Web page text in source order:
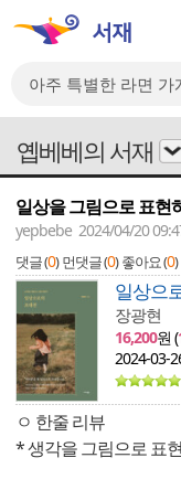
옙베베의 서재
일상을 그림으로 표현
yepbebe 2024/04/20
댓글 (0) 먼댓글 (0) 좋아요 (0)
일상으
장광현
16,200원 (
2024-03-
ㅇ 한줄 리뷰
* 생각을 그림으로 표